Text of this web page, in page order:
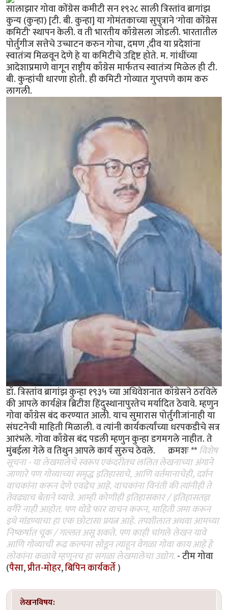
सालाझार गोवा कोंग्रेस कमीटी सन १९२८ साली त्रिस्तांव ब्रागांझ
कुन्य (कुन्हा) [टी. बी. कुन्हा] या गोमंतकाच्या सुपुत्राने 'गोवा कोंग्रेस
कमिटी' स्थापन केली. व ती भारतीय काँग्रेसला जोडली. भारतातील
पोर्तुगीज सत्तेचे उच्चाटन करुन गोचा, दमण ,दीव या प्रदेशांना
स्वातंत्र्य मिळवून देणे हे या कमिटीचे उद्दिष्ट होते. म. गांधींच्या
आदेशाप्रमाणे वागून राष्ट्रीय काँग्रेस मार्फतच स्वातंत्र्य मिळेल ही टी.
बी. कुन्हांची धारणा होती. ही कमिटी गोव्यात गुप्तपणे काम करु
लागली.
डॉ. त्रिस्तांव ब्रागांझ कुन्हा १९३५ च्या अधिवेशनात काँग्रेसने ठरविले
की आपले कार्यक्षेत्र ब्रिटीश हिंदुस्थानापुरतेच मर्यादित ठेवावे. म्हणुन
गोवा काँग्रेस बंद करण्यात आली. याच सुमारास पोर्तुगीजांनाही या
संघटनेची माहिती मिळाली. व त्यांनी कार्यकर्त्यांच्या धरपकडीचे सत्र
आरंभले. गोवा काँग्रेस बंद पडली म्हणुन कुन्हा डगमगले नाहीत. ते
मुंबईला गेले व तिथुन आपले कार्य सुरुच ठेवले. क्रमशः **विशेष
सूचना - या लेखमालेचे स्वरूप एकंदरीतच ललित लेखनाच्या अंगाने
जाणारे पण गोव्याच्या समृद्ध इतिहासाचे, आणि वर्तमानाचेही, दर्शन
वाचकांना करून देणे एवढेच आहे. वाचकांना विनंती की त्यांनीही ते
तेवढ्याच बेताने घ्यावे. आम्ही कोणीही इतिहासकार / इतिहासतज्ञ
वगैरे नाही आहोत. पण थोडे फार वाचन करून, माहिती जमा करून
इथे मांडण्याचा हा एक छोटासा प्रयत्न आहे. तपशीलात अथवा आमच्या
निष्कर्षात चूक / गल्लत असू शकते. पण काही चांगले लेखन यावे
आणि गोव्याची रूढ कल्पना सोडून त्याहून वेगळा गोवा काय आहे हे
लोकांना कळावे म्हणूनच हा सगळा लेखमालेचा उद्योग.- टीम गोवा
(पैसा,प्रीत-मोहर,बिपिन कार्यकर्ते)
लेखनविषय: